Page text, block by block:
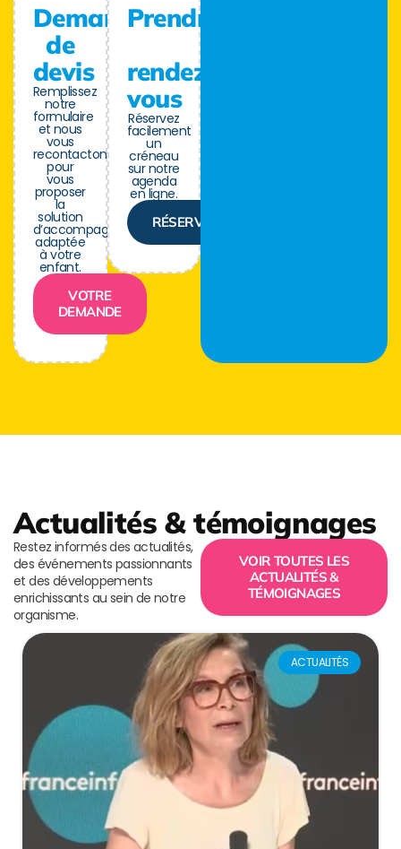
Demande
de
devis
Remplissez
notre
formulaire
et nous
vous
recontactons
pour
vous
proposer
la
solution
d’accompagnement
adaptée
à votre
enfant.
VOTRE
DEMANDE
Prendre
rendez-
vous
Réservez
facilement
un
créneau
sur notre
agenda
en ligne.
RÉSERVER
Actualités & témoignages
Restez informés des actualités,
des événements passionnants
et des développements
enrichissants au sein de notre
organisme.
VOIR TOUTES LES
ACTUALITÉS &
TÉMOIGNAGES
ACTUALITÉS